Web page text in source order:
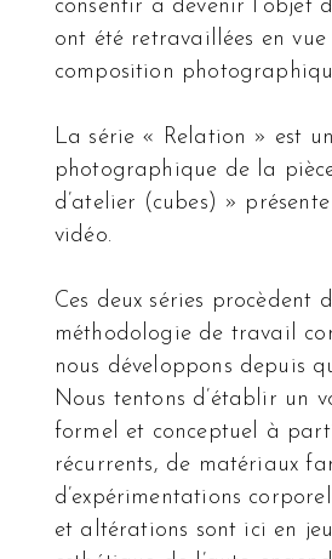
consentir à devenir l’objet
ont été retravaillées en vue
composition
La série « Relation » est
photographique de la
d’atelier (cubes) »
vidéo.
Ces deux séries procèdent
méthodologie de travail
nous développons depuis
Nous tentons d’établir un
formel et conceptuel à
récurrents, de matériaux
d’expérimentations
et altérations sont ici en